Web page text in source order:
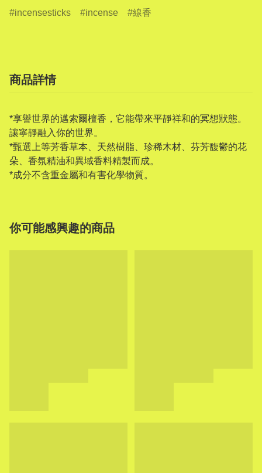
incensesticks incense 線香
商品詳情
*享譽世界的邁索爾檀香，它能帶來平靜祥和的冥想狀態。
讓寧靜融入你的世界。
*甄選上等芳香草本、天然樹脂、珍稀木材、芬芳馥鬱的花
朵、香氛精油和異域香料精製而成。
*成分不含重金屬和有害化學物質。
你可能感興趣的商品